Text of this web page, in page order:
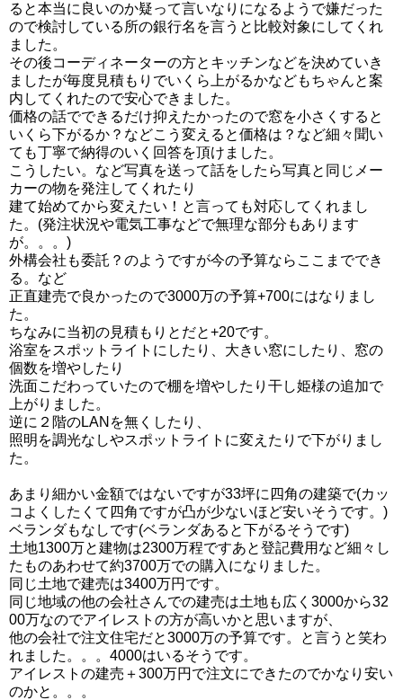
ると本当に良いのか疑って言いなりになるようで嫌だった
ので検討している所の銀行名を言うと比較対象にしてくれ
ました。
その後コーディネーターの方とキッチンなどを決めていき
ましたが毎度見積もりでいくら上がるかなどもちゃんと案
内してくれたので安心できました。
価格の話でできるだけ抑えたかったので窓を小さくすると
いくら下がるか？などこう変えると価格は？など細々聞い
ても丁寧で納得のいく回答を頂けました。
こうしたい。など写真を送って話をしたら写真と同じメー
カーの物を発注してくれたり
建て始めてから変えたい！と言っても対応してくれまし
た。(発注状況や電気工事などで無理な部分もあります
が。。。)
外構会社も委託？のようですが今の予算ならここまででき
る。など
正直建売で良かったので3000万の予算+700にはなりまし
た。
ちなみに当初の見積もりとだと+20です。
浴室をスポットライトにしたり、大きい窓にしたり、窓の
個数を増やしたり
洗面こだわっていたので棚を増やしたり干し姫様の追加で
上がりました。
逆に２階のLANを無くしたり、
照明を調光なしやスポットライトに変えたりで下がりまし
た。
あまり細かい金額ではないですが33坪に四角の建築で(カッ
コよくしたくて四角ですが凸が少ないほど安いそうです。)
ベランダもなしです(ベランダあると下がるそうです)
土地1300万と建物は2300万程ですあと登記費用など細々し
たものあわせて約3700万での購入になりました。
同じ土地で建売は3400万円です。
同じ地域の他の会社さんでの建売は土地も広く3000から32
00万なのでアイレストの方が高いかと思いますが、
他の会社で注文住宅だと3000万の予算です。と言うと笑わ
れました。。。4000はいるそうです。
アイレストの建売＋300万円で注文にできたのでかなり安い
のかと。。。